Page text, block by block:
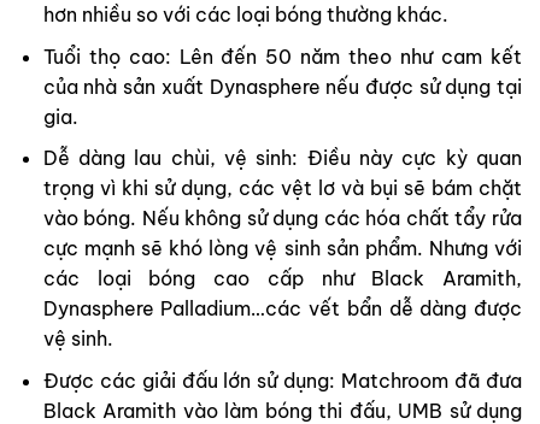
hơn nhiều so với các loại bóng thường khác.
Tuổi thọ cao: Lên đến 50 năm theo như cam kết
của nhà sản xuất Dynasphere nếu được sử dụng tại
gia.
Dễ dàng lau chùi, vệ sinh: Điều này cực kỳ quan
trọng vì khi sử dụng, các vệt lơ và bụi sẽ bám chặt
vào bóng. Nếu không sử dụng các hóa chất tẩy rửa
cực mạnh sẽ khó lòng vệ sinh sản phẩm. Nhưng với
các loại bóng cao cấp như Black Aramith,
Dynasphere Palladium…các vết bẩn dễ dàng được
vệ sinh.
Được các giải đấu lớn sử dụng: Matchroom đã đưa
Black Aramith vào làm bóng thi đấu, UMB sử dụng